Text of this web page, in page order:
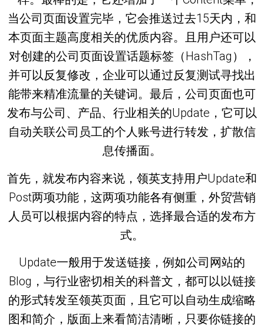
当公司页面设置完毕，它会推送过去15天内，和
本页面主题高度相关的优质内容。且用户还可以
对创建的公司页面设置话题标签（HashTag），
并可以反复修改，企业可以通过反复测试寻找出
能带来精准流量的关键词。最后，公司页面也可
发布与公司、产品、行业相关的Update，它可以
自动关联公司员工的个人账号进行转发，扩散信
息传播面。
首先，就发布内容来说，领英支持用户Update和
Post两项功能，这两项功能各有侧重，外贸营销
人员可以根据内容的特点，选择最合适的发布方
式。
Update一般用于发送链接，例如公司网站的
Blog，与行业密切相关的科普文，都可以以链接
的形式转发至领英页面，且它可以自动生成缩略
图和简介，版面上来看简洁清晰，只要你链接的